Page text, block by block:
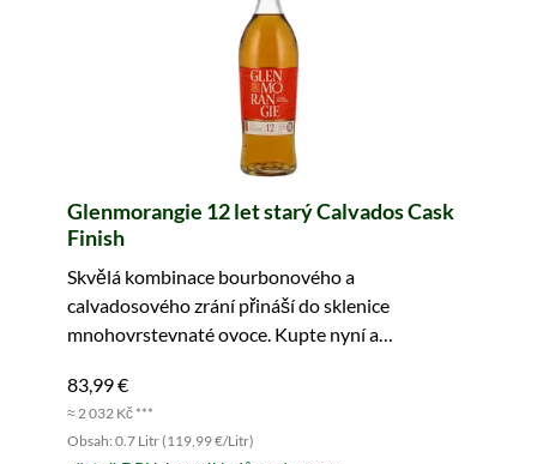
Glenmorangie 12 let starý Calvados Cask
Finish
Skvělá kombinace bourbonového a
calvadosového zrání přináší do sklenice
mnohovrstevnaté ovoce. Kupte nyní a
83,99 €
≈ 2 032 Kč ***
Obsah: 0.7 Litr (119,99 €/Litr)